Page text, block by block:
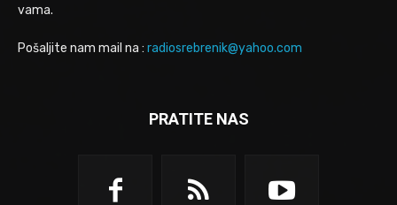
vama.
Pošaljite nam mail na : radiosrebrenik@yahoo.com
PRATITE NAS